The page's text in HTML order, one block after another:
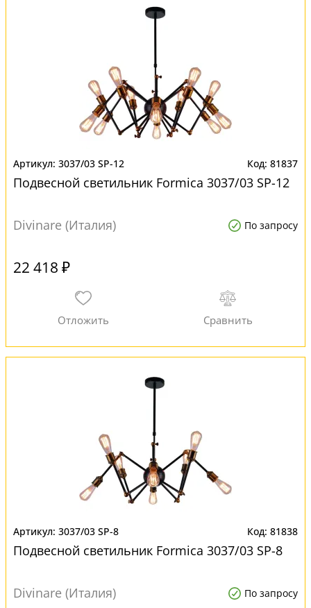
3037/03 SP-12 81837
Подвесной светильник Formica 3037/03 SP-12
Divinare (Италия) По запросу
22 418 ₽
3037/03 SP-8 81838
Подвесной светильник Formica 3037/03 SP-8
Divinare (Италия) По запросу